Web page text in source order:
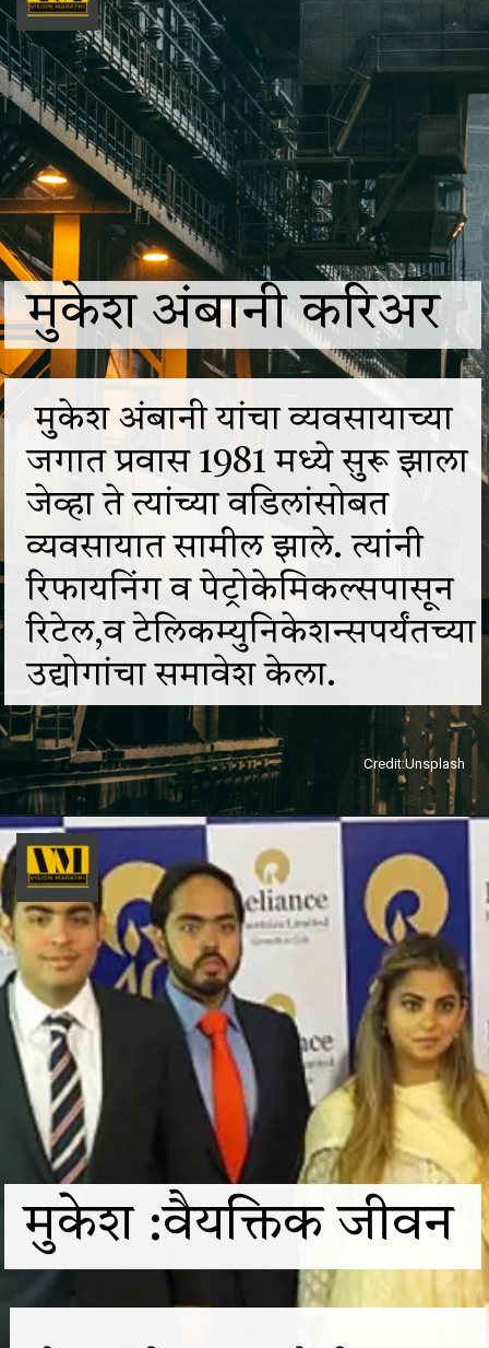
Credit:Unsplash
मुकेश अंबानी यांचा व्यवसायाच्या
जगात प्रवास 1981 मध्ये सुरू झाला
जेव्हा ते त्यांच्या वडिलांसोबत
व्यवसायात सामील झाले. त्यांनी
रिफायनिंग व पेट्रोकेमिकल्सपासून
रिटेल,व टेलिकम्युनिकेशन्सपर्यंतच्या
उद्योगांचा समावेश केला.
मुकेश अंबानी करिअर
मुकेश :वैयक्तिक जीवन